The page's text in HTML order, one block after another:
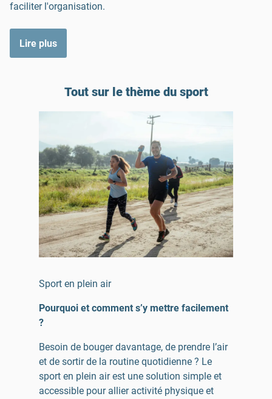
faciliter l'organisation.
Lire plus
Tout sur le thème du sport
Sport en plein air
Pourquoi et comment s’y mettre facilement
?
Besoin de bouger davantage, de prendre l’air
et de sortir de la routine quotidienne ? Le
sport en plein air est une solution simple et
accessible pour allier activité physique et